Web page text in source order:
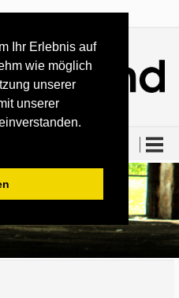
Ihr Erlebnis auf
wie möglich
unserer
unserer